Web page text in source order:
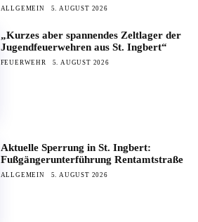
ALLGEMEIN 5. AUGUST 2026
„Kurzes aber spannendes Zeltlager der
Jugendfeuerwehren aus St. Ingbert“
FEUERWEHR 5. AUGUST 2026
Aktuelle Sperrung in St. Ingbert:
Fußgängerunterführung Rentamtstraße
ALLGEMEIN 5. AUGUST 2026